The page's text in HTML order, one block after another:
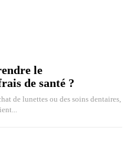
le
de santé ?
de lunettes ou des soins dentaires,